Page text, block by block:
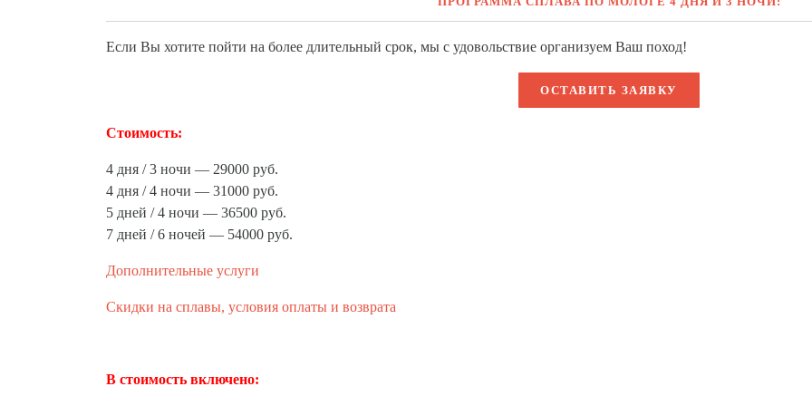
Если Вы хотите пойти на более длительный срок, мы с удовольствие организуем Ваш поход!
ОСТАВИТЬ ЗАЯВКУ
Стоимость:
4 дня / 3 ночи — 29000 руб.
4 дня / 4 ночи — 31000 руб.
5 дней / 4 ночи — 36500 руб.
7 дней / 6 ночей — 54000 руб.
Дополнительные услуги
Скидки на сплавы, условия оплаты и возврата
В стоимость включено: